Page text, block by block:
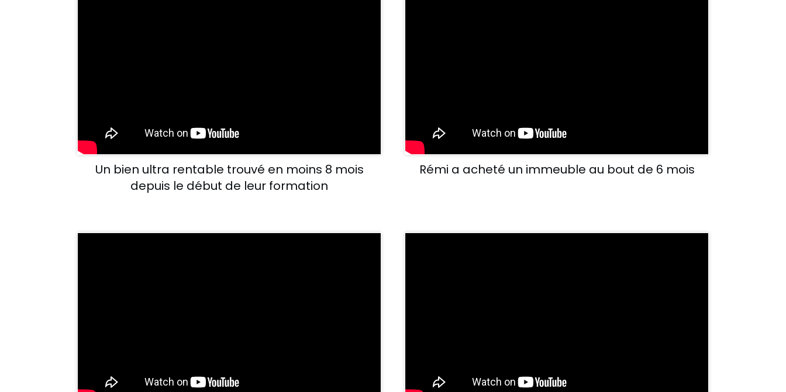
Un bien ultra rentable trouvé en moins 8 mois
depuis le début de leur formation
Rémi a acheté un immeuble au bout de 6 mois